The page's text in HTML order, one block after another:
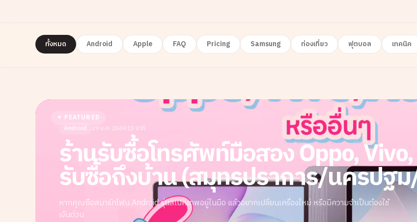
ทั้งหมด Android Apple FAQ Pricing Samsung ท่องเที่ยว ฟุตบอล เทคนิค
✦ FEATURED
Android
29 ม.ค. 2569·15 นาที
ร้านรับซื้อโทรศัพท์มือสอง Oppo,
รับซื้อถึงบ้าน (สมุทรปราการ/นครปฐ
หากคุณถือสมาร์ทโฟน Android รุ่นสเปคเทพอยู่ในมือ แล้วอยากเปลี่ยนเครื่องใหม่ หรือมีความจำเป็นต้องใช้
เงินด่วน